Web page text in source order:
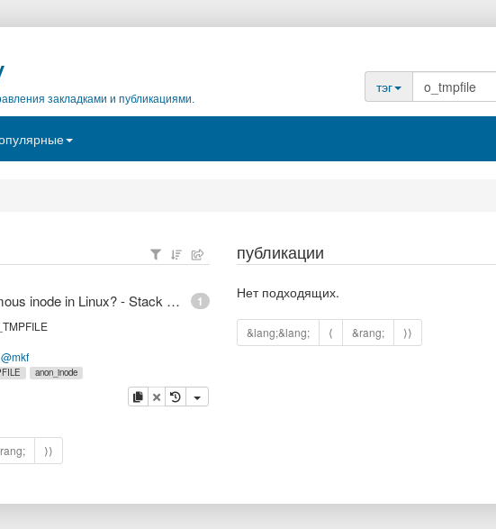
закладками и публикациями.
тэг
1
epoll - What is an anonymous inode in Linux? - Stack Overflow
@mkf
anon_inode
копировать
удалить
⟩⟩
публикации
Нет подходящих.
&lang;&lang; ⟨ &rang; ⟩⟩